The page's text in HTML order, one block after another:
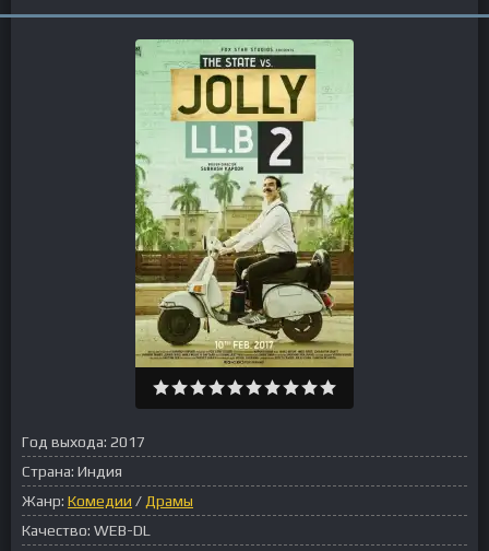
Год выхода: 2017
Страна: Индия
Жанр: Комедии / Драмы
Качество: WEB-DL